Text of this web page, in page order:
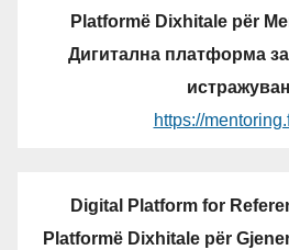
Platformë Dixhitale për
Дигитална платформа
https://
Digital Platform for
Platformë Dixhitale për